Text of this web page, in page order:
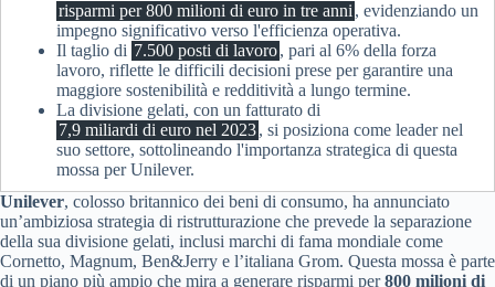
risparmi per 800 milioni di euro in tre anni , evidenziando un
impegno significativo verso l'efficienza operativa.
Il taglio di 7.500 posti di lavoro, pari al 6% della forza
lavoro, riflette le difficili decisioni prese per garantire una
maggiore sostenibilità e redditività a lungo termine.
La divisione gelati, con un fatturato di
7,9 miliardi di euro nel 2023, si posiziona come leader nel
suo settore, sottolineando l'importanza strategica di questa
mossa per Unilever.
Unilever, colosso britannico dei beni di consumo, ha annunciato
un’ambiziosa strategia di ristrutturazione che prevede la separazione
della sua divisione gelati, inclusi marchi di fama mondiale come
Cornetto, Magnum, Ben&Jerry e l’italiana Grom. Questa mossa è parte
di un piano più ampio che mira a generare risparmi per800 milioni di